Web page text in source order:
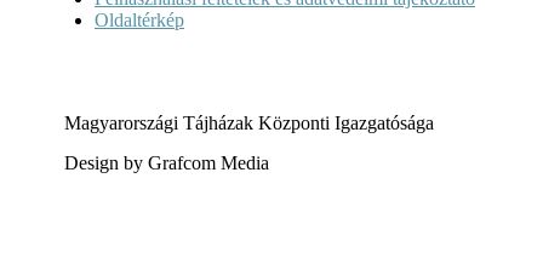
Oldaltérkép
Magyarországi Tájházak Központi Igazgatósága
Design by Grafcom Media